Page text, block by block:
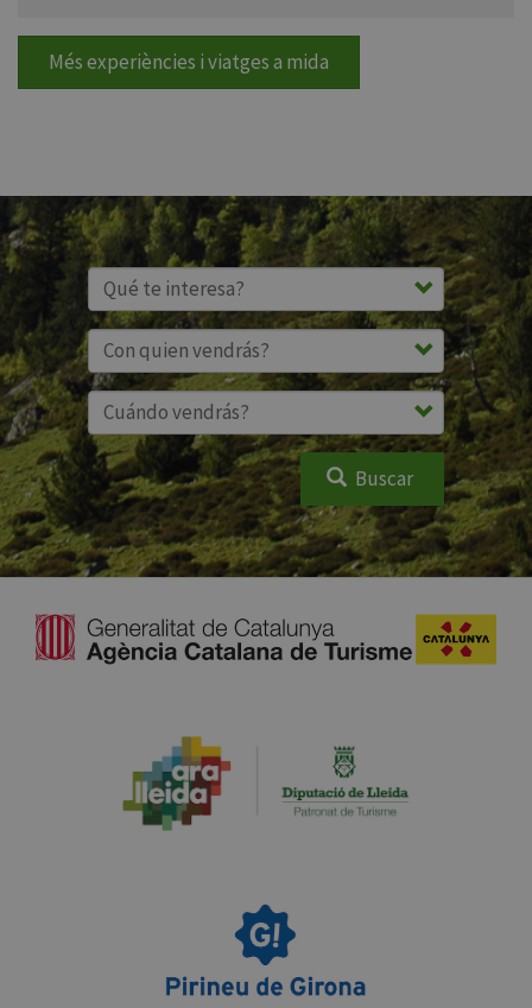
Més experiències i viatges a mida
Buscar